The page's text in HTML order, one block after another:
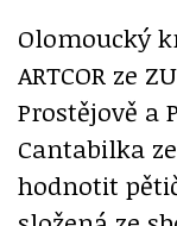
Olomoucký
ARTCOR ze
Prostějově a
Cantabilka
hodnotit